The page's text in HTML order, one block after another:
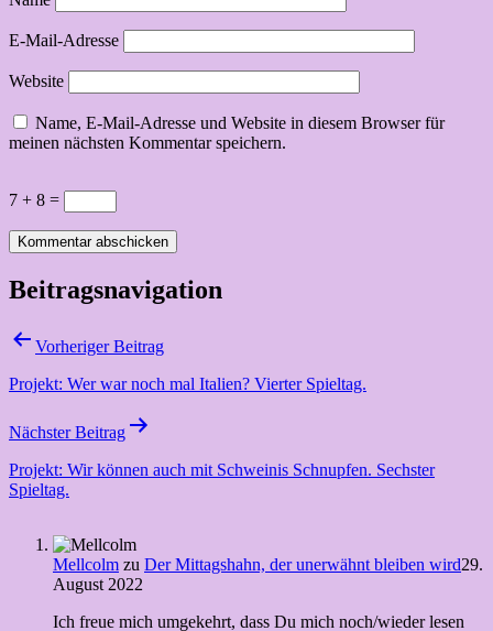
E-Mail-Adresse
Website
Name, E-Mail-Adresse und Website in diesem Browser für
meinen nächsten Kommentar speichern.
7 + 8 =
Beitragsnavigation
Vorheriger Beitrag
Projekt: Wer war noch mal Italien? Vierter Spieltag.
Nächster Beitrag
Projekt: Wir können auch mit Schweinis Schnupfen. Sechster
Spieltag.
Mellcolm zu Der Mittagshahn, der unerwähnt bleiben wird29.
August 2022
Ich freue mich umgekehrt, dass Du mich noch/wieder lesen